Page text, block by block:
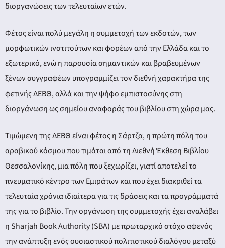
διοργανώσεις των τελευταίων ετών.
Φέτος είναι πολύ μεγάλη η συμμετοχή των εκδοτών, των
μορφωτικών ινστιτούτων και φορέων από την Ελλάδα και το
εξωτερικό, ενώ η παρουσία σημαντικών και βραβευμένων
ξένων συγγραφέων υπογραμμίζει τον διεθνή χαρακτήρα της
φετινής ΔΕΒΘ, αλλά και την ψήφο εμπιστοσύνης στη
διοργάνωση ως σημείου αναφοράς του βιβλίου στη χώρα μας.
Τιμώμενη της ΔΕΒΘ είναι φέτος η Σάρτζα, η πρώτη πόλη του
αραβικού κόσμου που τιμάται από τη Διεθνή Έκθεση Βιβλίου
Θεσσαλονίκης, μια πόλη που ξεχωρίζει, γιατί αποτελεί το
πνευματικό κέντρο των Εμιράτων και που έχει διακριθεί τα
τελευταία χρόνια ιδιαίτερα για τις δράσεις και τα προγράμματά
της για το βιβλίο. Την οργάνωση της συμμετοχής έχει αναλάβει
η Sharjah Book Authority (SBA) με πρωταρχικό στόχο αφενός
την ανάπτυξη ενός ουσιαστικού πολιτιστικού διαλόγου μεταξύ